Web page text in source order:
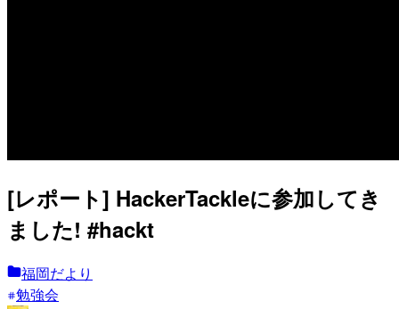
[レポート] HackerTackleに参加してき
ました! #hackt
福岡だより
勉強会